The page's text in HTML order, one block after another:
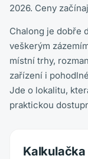
2026. Ceny
Chalong je dobře
veškerým
místní trhy,
zařízení i
Jde o lokalitu,
praktickou